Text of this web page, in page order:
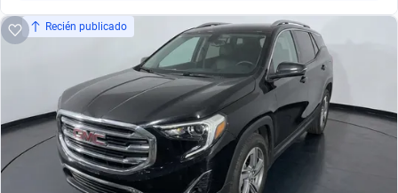
Recién publicado